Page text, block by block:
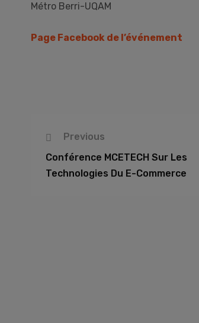
Métro Berri-UQAM
Page Facebook de l’événement
Previous
Conférence MCETECH Sur Les
Technologies Du E-Commerce